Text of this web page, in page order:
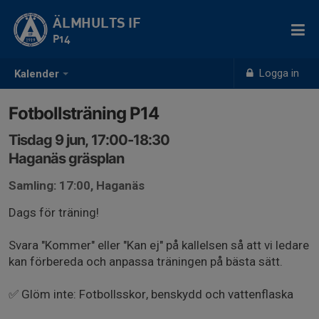
Kalender Logga in
ÄLMHULTS IF
P14
Fotbollsträning P14
Tisdag 9 jun, 17:00-18:30
Haganäs gräsplan
Samling: 17:00, Haganäs
Dags för träning!
Svara "Kommer" eller "Kan ej" på kallelsen så att vi ledare
kan förbereda och anpassa träningen på bästa sätt.
✅ Glöm inte: Fotbollsskor, benskydd och vattenflaska